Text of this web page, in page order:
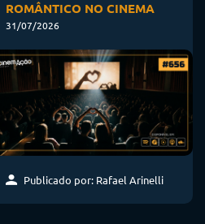
ROMÂNTICO NO CINEMA
31/07/2026
Publicado por: Rafael Arinelli